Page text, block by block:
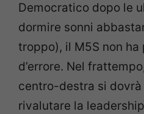
Democratico dopo le
dormire sonni
troppo), il M5S non ha
d’errore. Nel
centro-destra si
rivalutare la